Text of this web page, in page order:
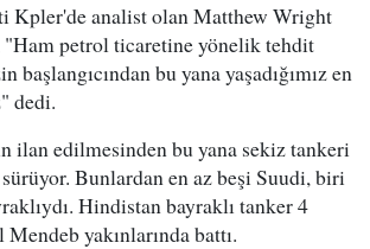
Kpler'de analist olan Matthew Wright
petrol ticaretine yönelik tehdit
başlangıcından bu yana yaşadığımız en
dedi.
ilan edilmesinden bu yana sekiz tankeri
Bunlardan en az beşi Suudi, biri
Hindistan bayraklı tanker 4
yakınlarında battı.